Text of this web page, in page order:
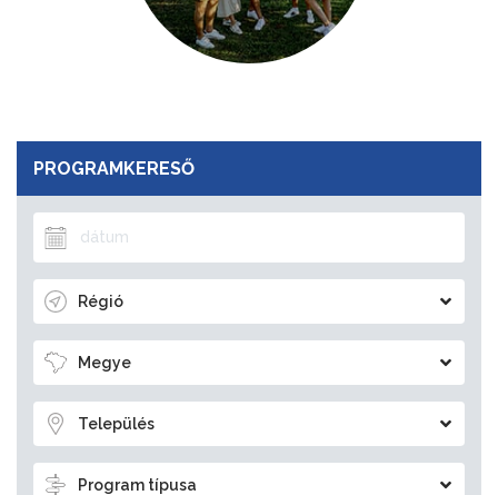
PROGRAMKERESŐ
Régió
Megye
Település
Program típusa